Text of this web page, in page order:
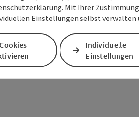
Mit Ihrer Zustimmung
Einstellungen selbst verwalten
Individuelle
Einstellungen